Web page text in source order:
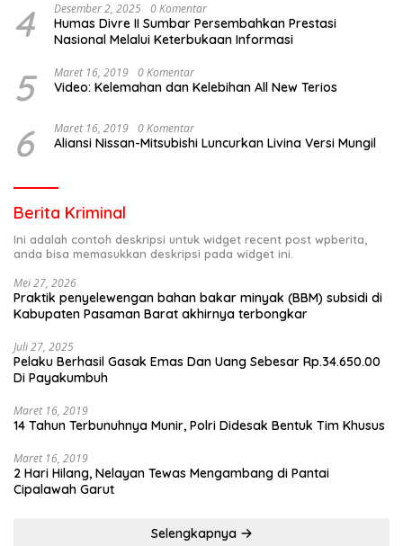
4 Desember 2, 2025 0 Komentar
Humas Divre II Sumbar Persembahkan Prestasi
Nasional Melalui Keterbukaan Informasi
5 Maret 16, 2019 0 Komentar
Video: Kelemahan dan Kelebihan All New Terios
6 Maret 16, 2019 0 Komentar
Aliansi Nissan-Mitsubishi Luncurkan Livina Versi Mungil
Berita Kriminal
Ini adalah contoh deskripsi untuk widget recent post wpberita,
anda bisa memasukkan deskripsi pada widget ini.
Mei 27, 2026
Praktik penyelewengan bahan bakar minyak (BBM) subsidi di
Kabupaten Pasaman Barat akhirnya terbongkar
Juli 27, 2025
Pelaku Berhasil Gasak Emas Dan Uang Sebesar Rp.34.650.00
Di Payakumbuh
Maret 16, 2019
14 Tahun Terbunuhnya Munir, Polri Didesak Bentuk Tim Khusus
Maret 16, 2019
2 Hari Hilang, Nelayan Tewas Mengambang di Pantai
Cipalawah Garut
Selengkapnya